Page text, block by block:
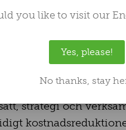
handlar om att
utbilda
engagemang
och
är inte bara en
strategi och
you like to visit our
Yes, please!
No thanks, stay